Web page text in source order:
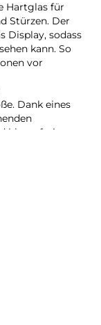
Hartglas für
Stürzen. Der
Display, sodass
kann. So
vor
Dank eines
blasenfrei.